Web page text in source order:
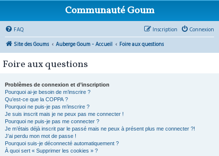
Communauté Goum
FAQ Connexion
Inscription
Site des Goums
Auberge Goum - Accueil Foire aux questions
Foire aux questions
Problèmes de connexion et d’inscription
Pourquoi ai-je besoin de m’inscrire ?
Qu’est-ce que la COPPA ?
Pourquoi ne puis-je pas m’inscrire ?
Je suis inscrit mais je ne peux pas me connecter !
Pourquoi ne puis-je pas me connecter ?
Je m’étais déjà inscrit par le passé mais ne peux à présent plus me connecter ?!
J’ai perdu mon mot de passe !
Pourquoi suis-je déconnecté automatiquement ?
À quoi sert « Supprimer les cookies » ?